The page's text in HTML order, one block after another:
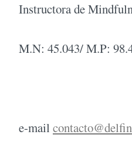
Instructora de
M.N: 45.043/ M.P:
e-mail